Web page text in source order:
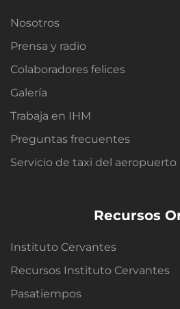
Nosotros
Prensa y radio
Colaboradores felices
Galería
Trabaja en IHM
Preguntas frecuentes
Servicio de taxi del aeropuerto
Recursos
Instituto Cervantes
Recursos Instituto Cervantes
Pasatiempos